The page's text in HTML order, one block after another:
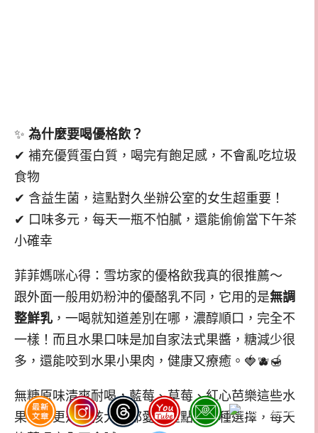
✨ 為什麼要喝優格飲？
✔ 補充優質蛋白質，喝完有飽足感，不會亂吃垃圾
食物
✔ 含益生菌，這點對久坐辦公室的女生超重要！
✔ 口味多元，每天一瓶不怕膩，還能偷偷當下午茶
小確幸
菲菲媽咪心得：雪坊家的優格飲我真的很推薦～
跟外面一般用奶粉沖的優酪乳不同，它用的是無調
整鮮乳 ，一喝就知道差別在哪，濃醇順口，完全不
一樣！而且水果口味是加自家法式果醬，糖減少很
多，還能咬到水果小果肉，健康又療癒。🍓🫐🍯
無糖原味清爽耐喝，藍莓、草莓、紅心芭樂這些水
果口味更是小孩大人都愛～重點是多種選擇，每天